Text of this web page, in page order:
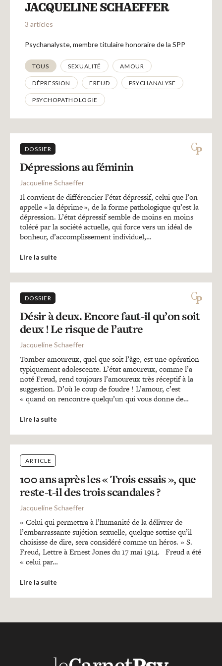
Revues
Colloque
Mon panier
Mon compte
JACQUELINE SCHAEFFER
3 articles
Psychanalyste, membre titulaire honoraire de la SPP
Thématiques
TOUS SEXUALITÉ AMOUR
DÉPRESSION FREUD PSYCHANALYSE
PSYCHOPATHOLOGIE
DOSSIER
Dépressions au féminin
Jacqueline Schaeffer
Il convient de différencier l’état dépressif, celui que l’on
appelle « la déprime », de la forme pathologique qu’est la
dépression. L’état dépressif semble de moins en moins
toléré par la société actuelle, qui force vers un idéal de
bonheur, d’accomplissement individuel,…
Lire la suite
DOSSIER
Désir à deux. Encore faut-il qu’on soit
deux ! Le risque de l’autre
Jacqueline Schaeffer
Tomber amoureux, quel que soit l’âge, est une opération
typiquement adolescente. L’état amoureux, comme l’a
noté Freud, rend toujours l’amoureux très réceptif à la
suggestion. D’où le coup de foudre ! L’amour, c’est
« quand on rencontre quelqu’un qui vous donne de…
Lire la suite
ARTICLE
100 ans après les « Trois essais », que
reste-t-il des trois scandales ?
Jacqueline Schaeffer
« Celui qui permettra à l’humanité de la délivrer de
l’embarrassante sujétion sexuelle, quelque sottise qu’il
choisisse de dire, sera considéré comme un héros. » S.
Freud, Lettre à Ernest Jones du 17 mai 1914. Freud a été
« celui par…
Lire la suite